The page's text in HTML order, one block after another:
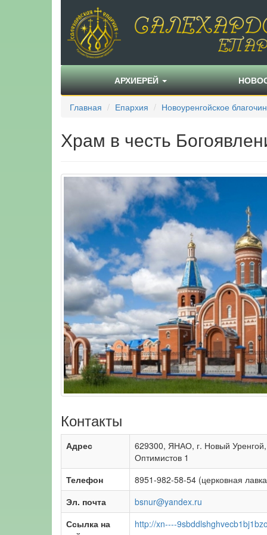
АРХИЕРЕЙ
Главная Епархия Новоуренгойское
Храм в честь
Контакты
Адрес
629300, ЯНАО, г. Новый
Оптимистов 1
Телефон
8951-982-58-54 (церковная
Эл. почта
bsnur@yandex.ru
Ссылка на
http://xn----